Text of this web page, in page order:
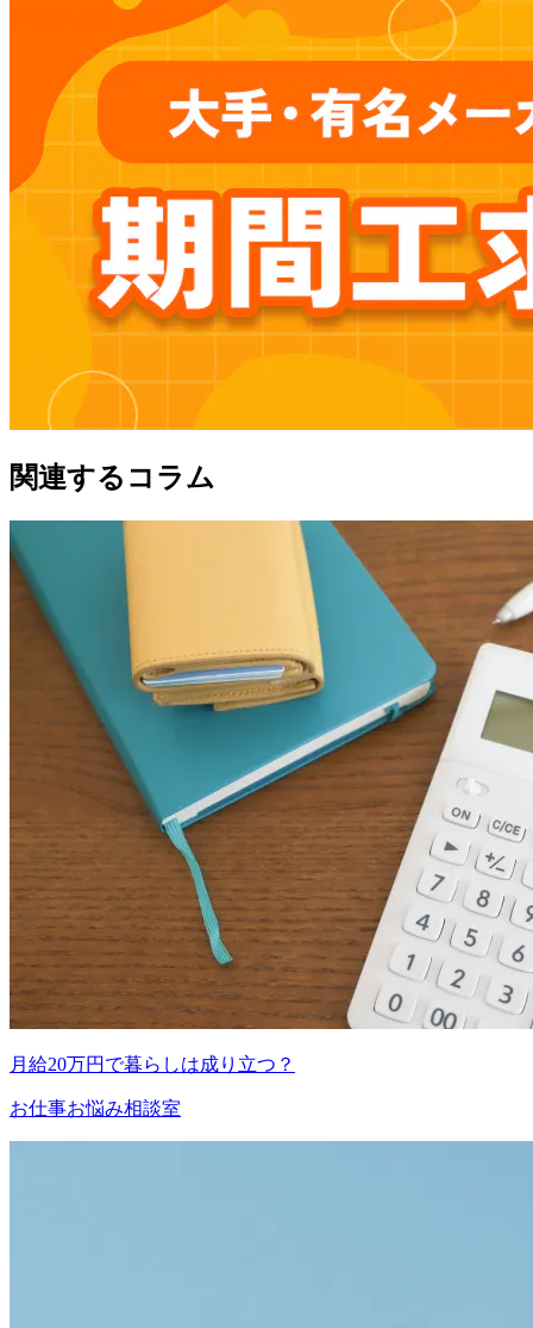
関連するコラム
月給20万円で暮らしは成り立つ？
お仕事お悩み相談室